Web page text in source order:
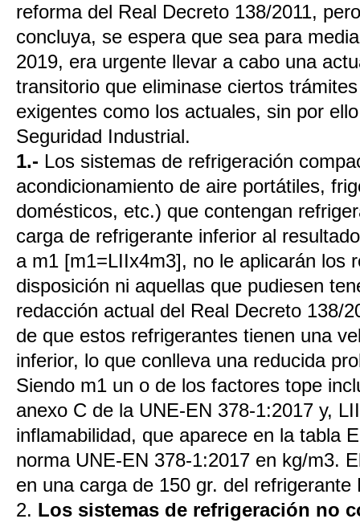
reforma del Real Decreto 138/2011,
concluya, se espera que sea para
2019, era urgente llevar a cabo una
transitorio que eliminase ciertos
exigentes como los actuales, sin por
Seguridad Industrial.
1.- Los sistemas de refrigeración
acondicionamiento de aire portátiles,
domésticos, etc.) que contengan
carga de refrigerante inferior al
a m1 [m1=LIIx4m3], no le aplicarán los
disposición ni aquellas que pudiesen
redacción actual del Real Decreto 138/
de que estos refrigerantes tienen una
inferior, lo que conlleva una reducida
Siendo m1 un o de los factores tope
anexo C de la UNE-EN 378-1:2017 y,
inflamabilidad, que aparece en la tabla
norma UNE-EN 378-1:2017 en kg/m3.
en una carga de 150 gr. del refrigerante
2. Los sistemas de refrigeración no